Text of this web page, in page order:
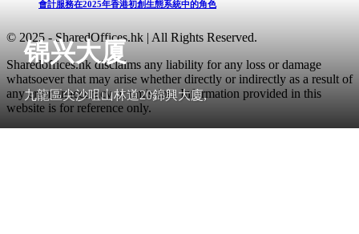
锦兴大厦
九龍區尖沙咀山林道20錦興大廈,
會計服務在2025年香港初創生態系統中的角色
© 2025 - SharedOffices.hk | All Rights Reserved.
Sharedoffices.hk disclaims any liability for any loss or damage
whatsoever that may arise whether directly or indirectly as a result of
any error, inaccuracy or omission. Information provided in this
website is for reference only.